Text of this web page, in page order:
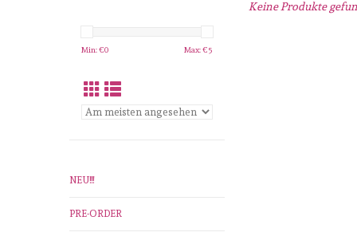
Min: €0 Max: €5
NEU!!!
PRE-ORDER
Keine Produkte